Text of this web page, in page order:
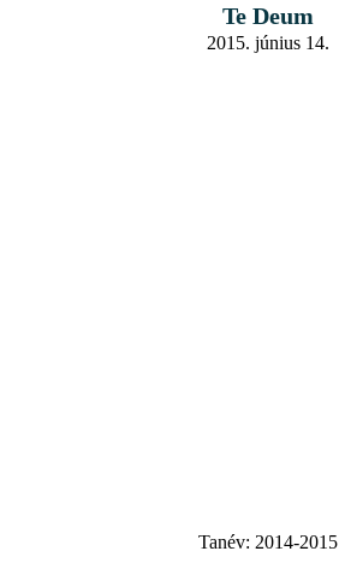
Te Deum
2015. június 14.
Tanév: 2014-2015